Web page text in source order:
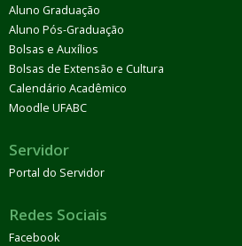
Aluno Graduação
Aluno Pós-Graduação
Bolsas e Auxílios
Bolsas de Extensão e Cultura
Calendário Acadêmico
Moodle UFABC
Servidor
Portal do Servidor
Redes Sociais
Facebook